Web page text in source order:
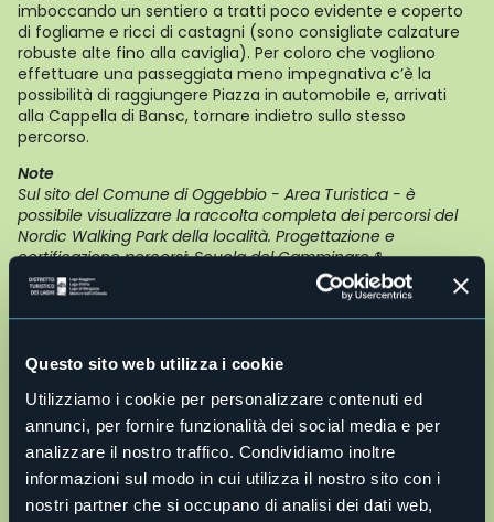
Questo sito web utilizza i cookie
Utilizziamo i cookie per personalizzare contenuti ed
annunci, per fornire funzionalità dei social media e per
analizzare il nostro traffico. Condividiamo inoltre
informazioni sul modo in cui utilizza il nostro sito con i
nostri partner che si occupano di analisi dei dati web,
imboccando un sentiero a tratti poco evidente e coperto
di fogliame e ricci di castagni (sono consigliate calzature
robuste alte fino alla caviglia). Per coloro che vogliono
effettuare una passeggiata meno impegnativa c’è la
possibilità di raggiungere Piazza in automobile e, arrivati
alla Cappella di Bansc, tornare indietro sullo stesso
percorso.
Note
Sul sito del Comune di Oggebbio - Area Turistica - è
possibile visualizzare la raccolta completa dei percorsi del
Nordic Walking Park della località. Progettazione e
certificazione percorsi: Scuola del Camminare ®
Informazioni turistiche
Comune di Oggebbio: Piazza Municipio 1 - 28824 Oggebbio
protocollo@comune.oggebbio.vb.it
www.comune.oggebbio.vb.it
Ufficio Turistico di Cannero Riviera: Via Orsi, 1- 28821
Cannero Riviera
Tel. 0323 788943 -
cannero@distrettolaghi.it
CONTATTA DIRETTAMENTE L'UFFICIO TURISTICO DI CANNERO
RIVIERA
Live